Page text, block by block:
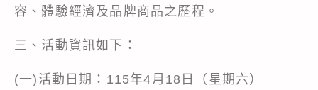
容、體驗經濟及品牌商品之歷程。
三、活動資訊如下：
(一)活動日期：115年4月18日（星期六）